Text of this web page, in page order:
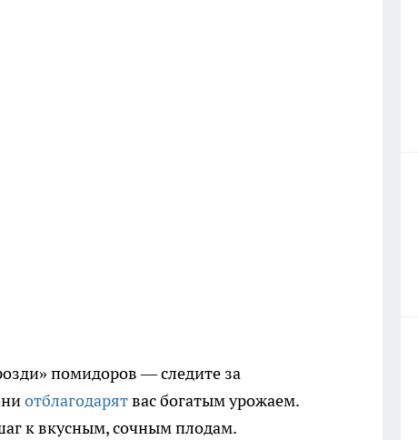
помидоров — следите за
отблагодарятвас богатым урожаем.
к вкусным, сочным плодам.